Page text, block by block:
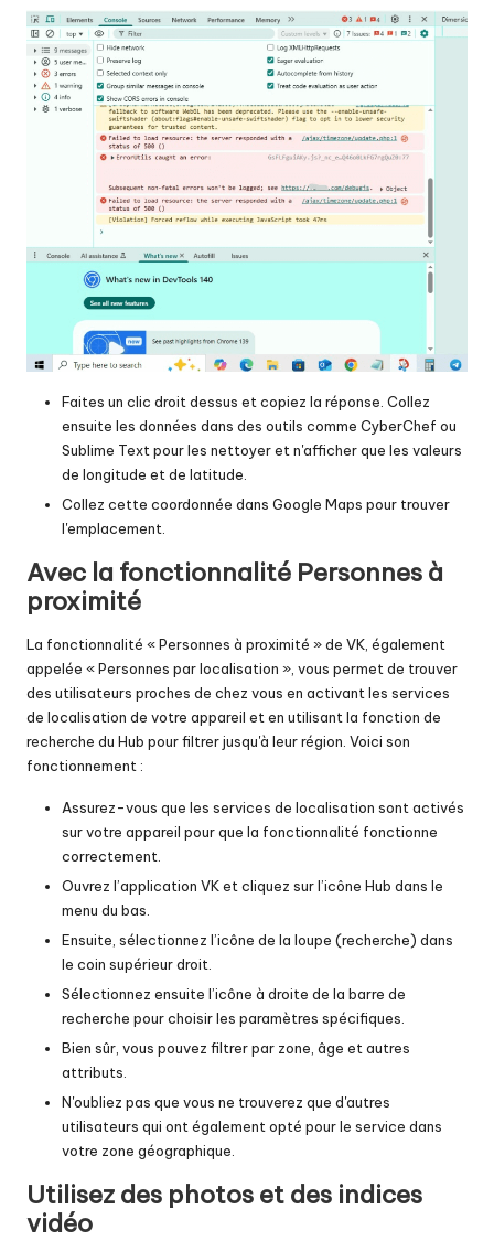
Faites un clic droit dessus et copiez la réponse. Collez
ensuite les données dans des outils comme CyberChef ou
Sublime Text pour les nettoyer et n'afficher que les valeurs
de longitude et de latitude.
Collez cette coordonnée dans Google Maps pour trouver
l'emplacement.
Avec la fonctionnalité Personnes à
proximité
La fonctionnalité « Personnes à proximité » de VK, également
appelée « Personnes par localisation », vous permet de trouver
des utilisateurs proches de chez vous en activant les services
de localisation de votre appareil et en utilisant la fonction de
recherche du Hub pour filtrer jusqu'à leur région. Voici son
fonctionnement :
Assurez-vous que les services de localisation sont activés
sur votre appareil pour que la fonctionnalité fonctionne
correctement.
Ouvrez l’application VK et cliquez sur l’icône Hub dans le
menu du bas.
Ensuite, sélectionnez l’icône de la loupe (recherche) dans
le coin supérieur droit.
Sélectionnez ensuite l’icône à droite de la barre de
recherche pour choisir les paramètres spécifiques.
Bien sûr, vous pouvez filtrer par zone, âge et autres
attributs.
N'oubliez pas que vous ne trouverez que d'autres
utilisateurs qui ont également opté pour le service dans
votre zone géographique.
Utilisez des photos et des indices
vidéo